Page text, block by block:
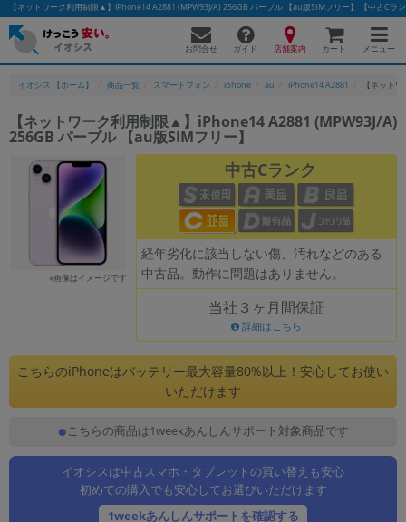
【ネットワーク利用制限▲】iPhone14 A2881 (MPW93J/A) 256GB パープル 【au版SIMフリー】 【中古C
お問合せ ガイド 店舗案内 カート メニュー
イオシス 【ホーム】 商品一覧 スマートフォン iphone au iPhone14 A2881 【ネット
【ネットワーク利用制限▲】iPhone14 A2881 (MPW93J/A)
256GB パープル 【au版SIMフリー】
※画像はイメージです
中古Cランク
経年劣化に該当しない傷、汚れなどのある
中古品。動作に問題はありません。
当社３ヶ月間保証
詳細はこちら
こちらのiPhoneはバッテリー最大容量80%以上！安心してお使い
いただけます
こちらの商品は1weekあんしんサポート対象商品です
イオシスは中古スマホ・タブレットの買い替えも安心
初めての購入でも安心してお選びいただけます
1weekあんしんサポートを確認する
かんたんパソコン検索に切り替える
フリーワード
除外ワード
人気の検索ワード： Let's note EliteBookMacBook
「スマートフォン」「タブレット」など
シリーズ
商品シリーズ名・ブランド名の絞り込み。
「iPhone」「Xperia」「Galaxy」など
「Apple」「SONY」「SHARP」など